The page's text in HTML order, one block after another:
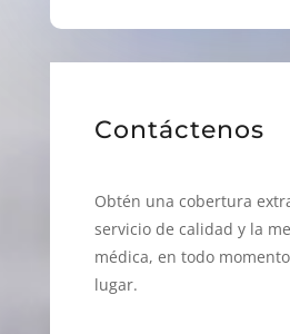
Contáctenos
Obtén una cobertura
servicio de calidad y la
médica, en todo
lugar.